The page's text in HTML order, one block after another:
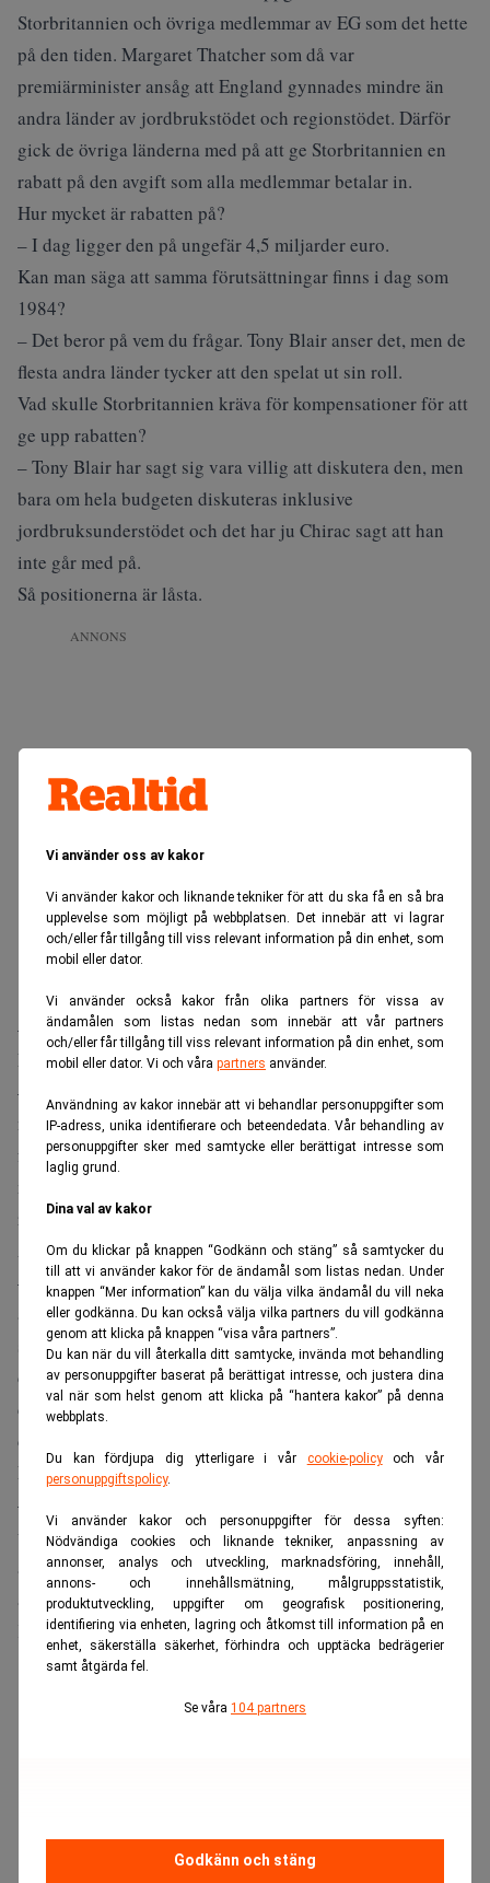
Vi använder oss av kakor
Vi använder kakor och liknande tekniker för att du ska få en så bra
upplevelse som möjligt på webbplatsen. Det innebär att vi lagrar
och/eller får tillgång till viss relevant information på din enhet, som
mobil eller dator.
Vi använder också kakor från olika partners för vissa av
ändamålen som listas nedan som innebär att vår partners
och/eller får tillgång till viss relevant information på din enhet, som
mobil eller dator. Vi och våra partners använder.
Användning av kakor innebär att vi behandlar personuppgifter som
IP-adress, unika identifierare och beteendedata. Vår behandling av
personuppgifter sker med samtycke eller berättigat intresse som
laglig grund.
Dina val av kakor
Om du klickar på knappen “Godkänn och stäng” så samtycker du
till att vi använder kakor för de ändamål som listas nedan. Under
knappen “Mer information” kan du välja vilka ändamål du vill neka
eller godkänna. Du kan också välja vilka partners du vill godkänna
genom att klicka på knappen “visa våra partners”.
Du kan när du vill återkalla ditt samtycke, invända mot behandling
av personuppgifter baserat på berättigat intresse, och justera dina
val när som helst genom att klicka på “hantera kakor” på denna
webbplats.
Du kan fördjupa dig ytterligare i vår cookie-policyoch vår
personuppgiftspolicy.
Vi använder kakor och personuppgifter för dessa syften:
Nödvändiga cookies och liknande tekniker, anpassning av
annonser, analys och utveckling, marknadsföring, innehåll,
annons- och innehållsmätning, målgruppsstatistik,
produktutveckling, uppgifter om geografisk positionering,
identifiering via enheten, lagring och åtkomst till information på en
enhet, säkerställa säkerhet, förhindra och upptäcka bedrägerier
samt åtgärda fel.
Se våra 104 partners
Godkänn och stäng
Storbritannien och övriga medlemmar av EG som det hette
på den tiden. Margaret Thatcher som då var
premiärminister ansåg att England gynnades mindre än
andra länder av jordbrukstödet och regionstödet. Därför
gick de övriga länderna med på att ge Storbritannien en
rabatt på den avgift som alla medlemmar betalar in.
Hur mycket är rabatten på?
– I dag ligger den på ungefär 4,5 miljarder euro.
Kan man säga att samma förutsättningar finns i dag som
1984?
– Det beror på vem du frågar. Tony Blair anser det, men de
flesta andra länder tycker att den spelat ut sin roll.
Vad skulle Storbritannien kräva för kompensationer för att
ge upp rabatten?
– Tony Blair har sagt sig vara villig att diskutera den, men
bara om hela budgeten diskuteras inklusive
jordbruksunderstödet och det har ju Chirac sagt att han
inte går med på.
Så positionerna är låsta.
ANNONS
– Ja, som det ser ut nu.
Finns det ingen alternativ lösning?
– Nja, Luxemburg som är ordförande har föreslagit att
nivån på rabatten ska frysas. Enligt gällande kompromiss
från 1984 kommer den att justeras uppåt i takt med att
medlemsländerna blir allt fler. 2013 kommer den att ligga
runt 8 miljarder.
Är stämning uppgiven i Bryssel?
– Man kan säga att det råder en stor osäkerhet. Och helt
ärligt så vet jag inte hur situationen ska lösas. De flesta
säger att de är villiga att kompromissa, men samtidigt har
de bestämda uppfattningar. De är ju medvetna om att om
de inte hittar en lösning nu utan om ett halvår istället så är
det ingen katastrof, även om det inte är bra.
Någon annan fråga som kan väcka heta känslor?
– Det råder ju meningsskiljaktigheter kring den fortsatta
utvidgningen, framförallt angående Turkiet. Jag tror dock
att de bara kommer upprepa vad de tidigare sagt, nämligen
att man ska inleda förhandlingar i oktober.
Kommer konstitutionen falla i skymundan under mötet?
ANNONS